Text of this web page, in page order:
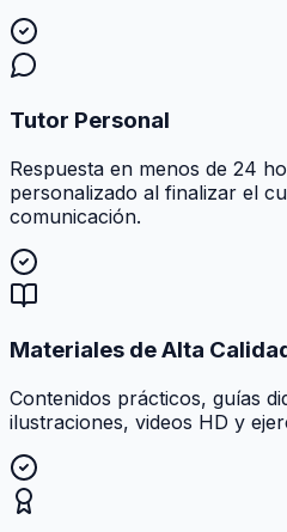
Tutor Personal
Respuesta en menos de 24
personalizado al finalizar el
comunicación.
Materiales de Alta
Contenidos prácticos, guías
ilustraciones, videos HD y